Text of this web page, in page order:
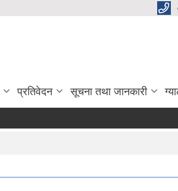
प्रतिवेदन सूचना तथा जानकारी